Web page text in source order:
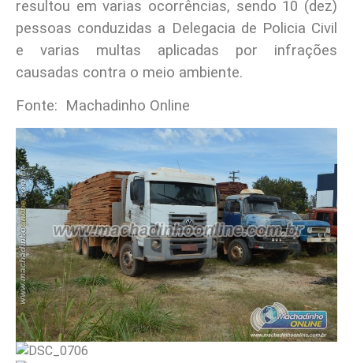
resultou em varias ocorrências, sendo 10 (dez)
pessoas conduzidas a Delegacia de Policia Civil
e varias multas aplicadas por infrações
causadas contra o meio ambiente.
Fonte: Machadinho Online